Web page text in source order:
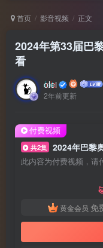
首页 影音视频 正文
2024年第33届巴
看
olei
2年前更新
共2集 2024年巴黎
此内容为付费视频，请
黄金会员 免
付费视频